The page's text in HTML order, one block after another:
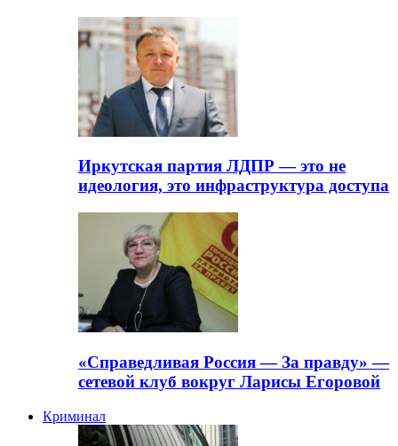
Иркутская партия ЛДПР — это не
идеология, это инфраструктура доступа
«Справедливая Россия — За правду» —
сетевой клуб вокруг Ларисы Егоровой
Криминал